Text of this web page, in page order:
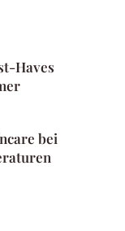
Haves
bei